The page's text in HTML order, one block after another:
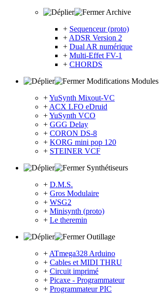
Archive
+ Sequenceur (proto)
+ ADSR Version 2
+ Dual AR numérique
+ Multi-Effet FV-1
+ CHORDS
Modifications Modules
+YuSynth Mixout-VC
+ ACX LFO eDruid
+YuSynth VCO
+ GGG Delay
+ CORON DS-8
+ KORG mini pop 120
+ STEINER VCF
Synthétiseurs
+ D.M.S.
+ Gros Modulaire
+ WSG2
+ Minisynth (proto)
+ Le theremin
Outillage
+ ATmega328 Arduino
+ Cables et MIDI THRU
+ Circuit imprimé
+ Picaxe - Programmateur
+ Programmateur PIC